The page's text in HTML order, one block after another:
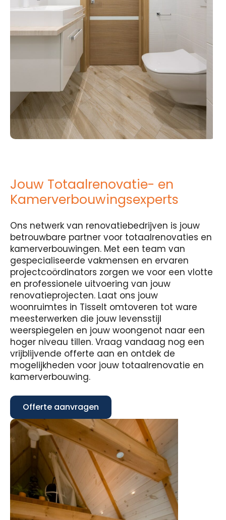
Jouw Totaalrenovatie- en
Kamerverbouwingsexperts
Ons netwerk van renovatiebedrijven is jouw
betrouwbare partner voor totaalrenovaties en
kamerverbouwingen. Met een team van
gespecialiseerde vakmensen en ervaren
projectcoördinators zorgen we voor een vlotte
en professionele uitvoering van jouw
renovatieprojecten. Laat ons jouw
woonruimtes in Tisselt omtoveren tot ware
meesterwerken die jouw levensstijl
weerspiegelen en jouw woongenot naar een
hoger niveau tillen. Vraag vandaag nog een
vrijblijvende offerte aan en ontdek de
mogelijkheden voor jouw totaalrenovatie en
kamerverbouwing.
Offerte aanvragen